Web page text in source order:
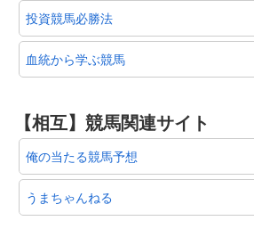
投資競馬必勝法
血統から学ぶ競馬
【相互】競馬関連サイト
俺の当たる競馬予想
うまちゃんねる